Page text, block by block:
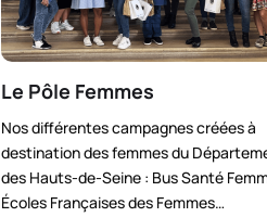
Le Pôle Femmes
Nos différentes campagnes créées à
destination des femmes du
des Hauts-de-Seine : Bus Santé
Écoles Françaises des Femmes…